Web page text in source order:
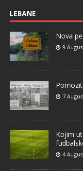
LEBANE
Nova
9
7
Kojim
4